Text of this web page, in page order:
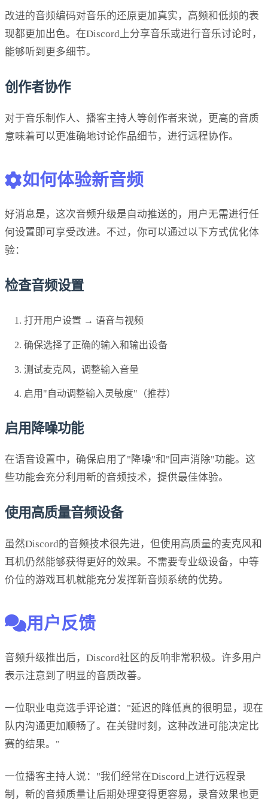
改进的音频编码对音乐的还原更加真实，高频和低频的表
现都更加出色。在Discord上分享音乐或进行音乐讨论时，
能够听到更多细节。
创作者协作
对于音乐制作人、播客主持人等创作者来说，更高的音质
意味着可以更准确地讨论作品细节，进行远程协作。
如何体验新音频
好消息是，这次音频升级是自动推送的，用户无需进行任
何设置即可享受改进。不过，你可以通过以下方式优化体
验：
检查音频设置
打开用户设置 → 语音与视频
确保选择了正确的输入和输出设备
测试麦克风，调整输入音量
启用"自动调整输入灵敏度"（推荐）
启用降噪功能
在语音设置中，确保启用了"降噪"和"回声消除"功能。这
些功能会充分利用新的音频技术，提供最佳体验。
使用高质量音频设备
虽然Discord的音频技术很先进，但使用高质量的麦克风和
耳机仍然能够获得更好的效果。不需要专业级设备，中等
价位的游戏耳机就能充分发挥新音频系统的优势。
用户反馈
音频升级推出后，Discord社区的反响非常积极。许多用户
表示注意到了明显的音质改善。
一位职业电竞选手评论道："延迟的降低真的很明显，现在
队内沟通更加顺畅了。在关键时刻，这种改进可能决定比
赛的结果。"
一位播客主持人说："我们经常在Discord上进行远程录
制，新的音频质量让后期处理变得更容易，录音效果也更